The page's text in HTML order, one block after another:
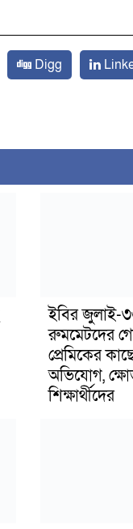
Digg
ইবির জুলাই-
রুমমেটদের
প্রেমিকের
অভিযোগ,
শিক্ষার্থীদের